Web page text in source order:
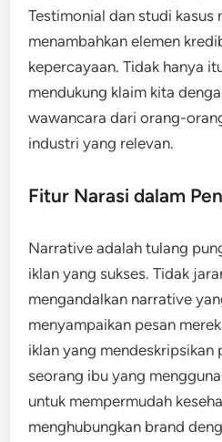
Testimonial dan studi kasus
menambahkan elemen
kepercayaan. Tidak hanya
mendukung klaim kita
wawancara dari orang-
industri yang relevan.
Fitur Narasi dalam
Narrative adalah tulang
iklan yang sukses. Tidak
mengandalkan narrative
menyampaikan pesan
iklan yang mendeskripsikan
seorang ibu yang
untuk mempermudah
menghubungkan brand